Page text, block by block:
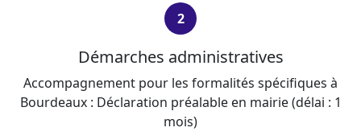
2
Démarches administratives
Accompagnement pour les formalités spécifiques à
Bourdeaux : Déclaration préalable en mairie (délai : 1
mois)